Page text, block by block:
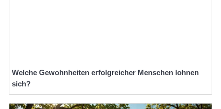
Welche Gewohnheiten erfolgreicher Menschen lohnen
sich?